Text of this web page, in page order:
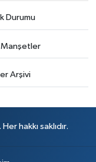
Durumu
Manşetler
Arşivi
hakkı saklıdır.